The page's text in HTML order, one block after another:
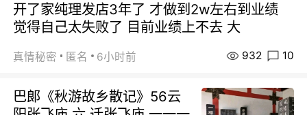
开了家纯理发店3年了 才做到2w左右到业绩
觉得自己太失败了 目前业绩上不去 大
真情秘密 匿名 6小时前 932 10
巴郞《秋游故乡散记》56云